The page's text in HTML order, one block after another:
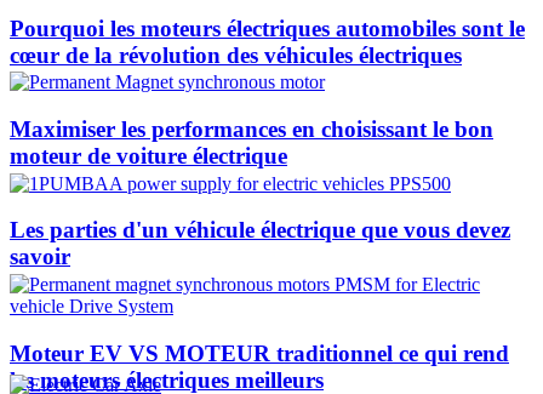
Pourquoi les moteurs électriques automobiles sont le
cœur de la révolution des véhicules électriques
Maximiser les performances en choisissant le bon
moteur de voiture électrique
Les parties d'un véhicule électrique que vous devez
savoir
Moteur EV VS MOTEUR traditionnel ce qui rend
les moteurs électriques meilleurs